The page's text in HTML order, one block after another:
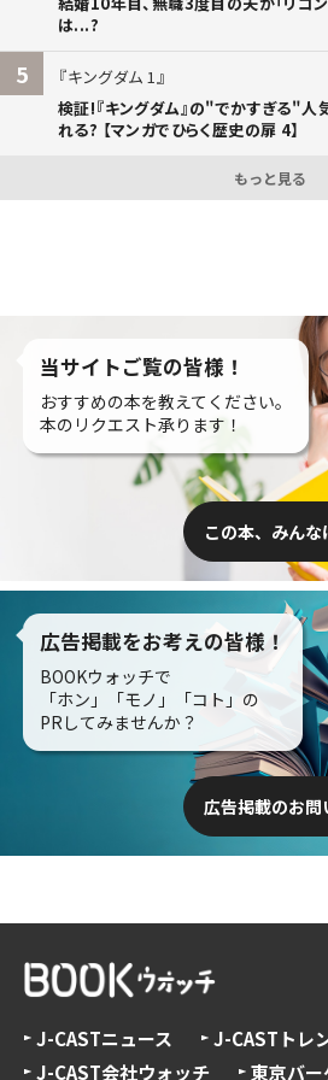
は...?
5
キングダム 1
検証!『キングダム』の"でかすぎる"人
れる? 【マンガでひらく歴史の扉 4】
もっと見る
当サイトご覧の皆様！
おすすめの本を教えてください。
本のリクエスト承ります！
この本、みん
広告掲載をお考えの皆様！
BOOKウォッチで
「ホン」「モノ」「コト」の
PRしてみませんか？
広告掲載のお問
J-CASTニュース
J-CASTトレ
J-CAST会社ウォッチ
東京バ